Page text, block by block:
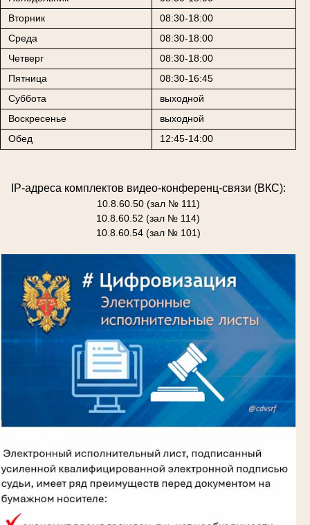
Вторник
08:30-18:00
Среда
08:30-18:00
Четверг
08:30-18:00
Пятница
08:30-16:45
Суббота
выходной
Воскресенье
выходной
Обед
12:45-14:00
IP-адреса комплектов видео-конференц-связи (ВКС):
10.8.60.50 (зал № 111)
10.8.60.52 (зал № 114)
10.8.60.54 (зал № 101)